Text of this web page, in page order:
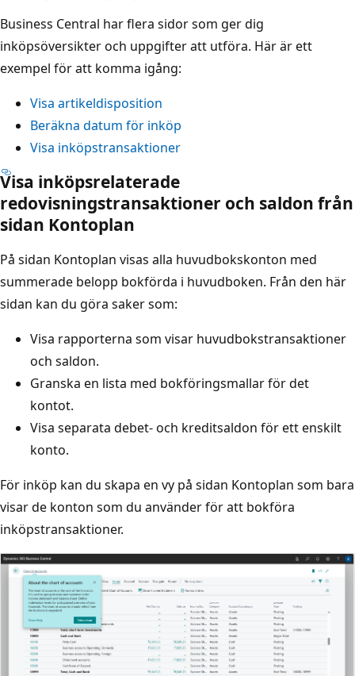
Business Central har flera sidor som ger dig
inköpsöversikter och uppgifter att utföra. Här är ett
exempel för att komma igång:
Visa artikeldisposition
Beräkna datum för inköp
Visa inköpstransaktioner
Visa inköpsrelaterade
redovisningstransaktioner och saldon från
sidan Kontoplan
På sidan Kontoplan visas alla huvudbokskonton med
summerade belopp bokförda i huvudboken. Från den här
sidan kan du göra saker som:
Visa rapporterna som visar huvudbokstransaktioner
och saldon.
Granska en lista med bokföringsmallar för det
kontot.
Visa separata debet- och kreditsaldon för ett enskilt
konto.
För inköp kan du skapa en vy på sidan Kontoplan som bara
visar de konton som du använder för att bokföra
inköpstransaktioner.